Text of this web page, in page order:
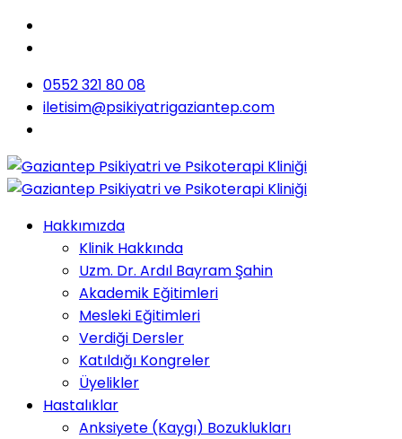
0552 321 80 08
iletisim@psikiyatrigaziantep.com
Hakkımızda
Klinik Hakkında
Uzm. Dr. Ardıl Bayram Şahin
Akademik Eğitimleri
Mesleki Eğitimleri
Verdiği Dersler
Katıldığı Kongreler
Üyelikler
Hastalıklar
Anksiyete (Kaygı) Bozuklukları